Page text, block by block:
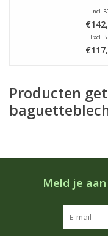
Incl.
Excl.
Producten
Meld je